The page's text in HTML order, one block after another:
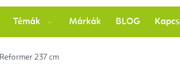
Témák Márkák BLOG
237 cm